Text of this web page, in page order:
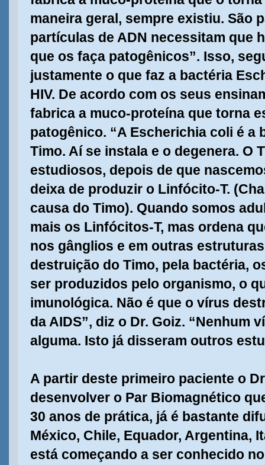
maneira geral, sempre existiu. São
partículas de ADN necessitam que
que os faça patogênicos”. Isso,
justamente o que faz a bactéria
HIV. De acordo com os seus
fabrica a muco-proteína que torna
patogênico. “A Escherichia coli é a
Timo. Aí se instala e o degenera. O
estudiosos, depois de que
deixa de produzir o Linfócito-T.
causa do Timo). Quando somos
mais os Linfócitos-T, mas ordena
nos gânglios e em outras
destruição do Timo, pela bactéria,
ser produzidos pelo organismo, o
imunológica. Não é que o vírus
da AIDS”, diz o Dr. Goiz. “Nenhum
alguma. Isto já disseram outros
A partir deste primeiro paciente o
desenvolver o Par Biomagnético
30 anos de prática, já é bastante
México, Chile, Equador, Argentina,
está começando a ser conhecido